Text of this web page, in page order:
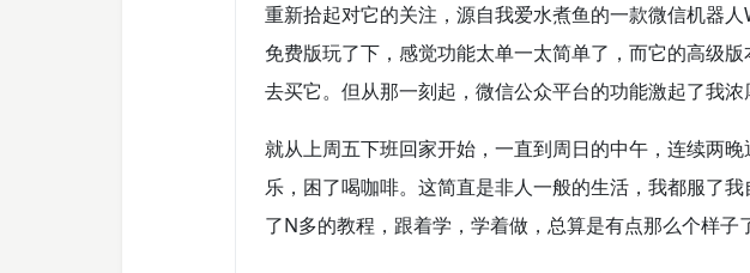
重新拾起对它的关注，源自我爱水煮鱼的一款微信机器
免费版玩了下，感觉功能太单一太简单了，而它的高级
去买它。但从那一刻起，微信公众平台的功能激起了我浓
就从上周五下班回家开始，一直到周日的中午，连续两
乐，困了喝咖啡。这简直是非人一般的生活，我都服了
了N多的教程，跟着学，学着做，总算是有点那么个样子